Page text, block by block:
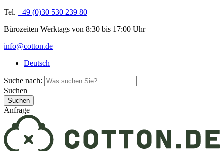
Tel. +49 (0)30 530 239 80
Bürozeiten Werktags von 8:30 bis 17:00 Uhr
info@cotton.de
Deutsch
Suche nach:
Suchen
Anfrage